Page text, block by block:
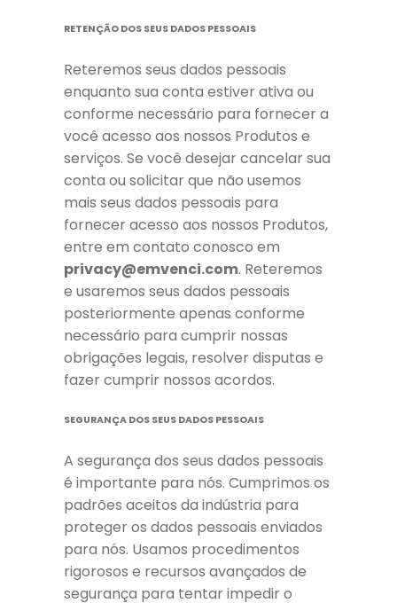
RETENÇÃO DOS SEUS DADOS PESSOAIS
Reteremos seus dados pessoais
enquanto sua conta estiver ativa ou
conforme necessário para fornecer a
você acesso aos nossos Produtos e
serviços. Se você desejar cancelar sua
conta ou solicitar que não usemos
mais seus dados pessoais para
fornecer acesso aos nossos Produtos,
entre em contato conosco em
privacy@emvenci.com. Reteremos
e usaremos seus dados pessoais
posteriormente apenas conforme
necessário para cumprir nossas
obrigações legais, resolver disputas e
fazer cumprir nossos acordos.
SEGURANÇA DOS SEUS DADOS PESSOAIS
A segurança dos seus dados pessoais
é importante para nós. Cumprimos os
padrões aceitos da indústria para
proteger os dados pessoais enviados
para nós. Usamos procedimentos
rigorosos e recursos avançados de
segurança para tentar impedir o